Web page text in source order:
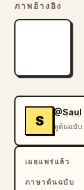
เล่นพลาสติกหรื
ร่างกายควรมี
ปรับสไตล์สภาพ
ลึกและมุมมอง
เรียลลิตี้ที่ซึ่งภ
มีองค์ประกอบที่
ภาพอ้างอิง
S ดูต้นฉบับ
เผยแพร่แล้ว
ภาษาต้นฉบับ